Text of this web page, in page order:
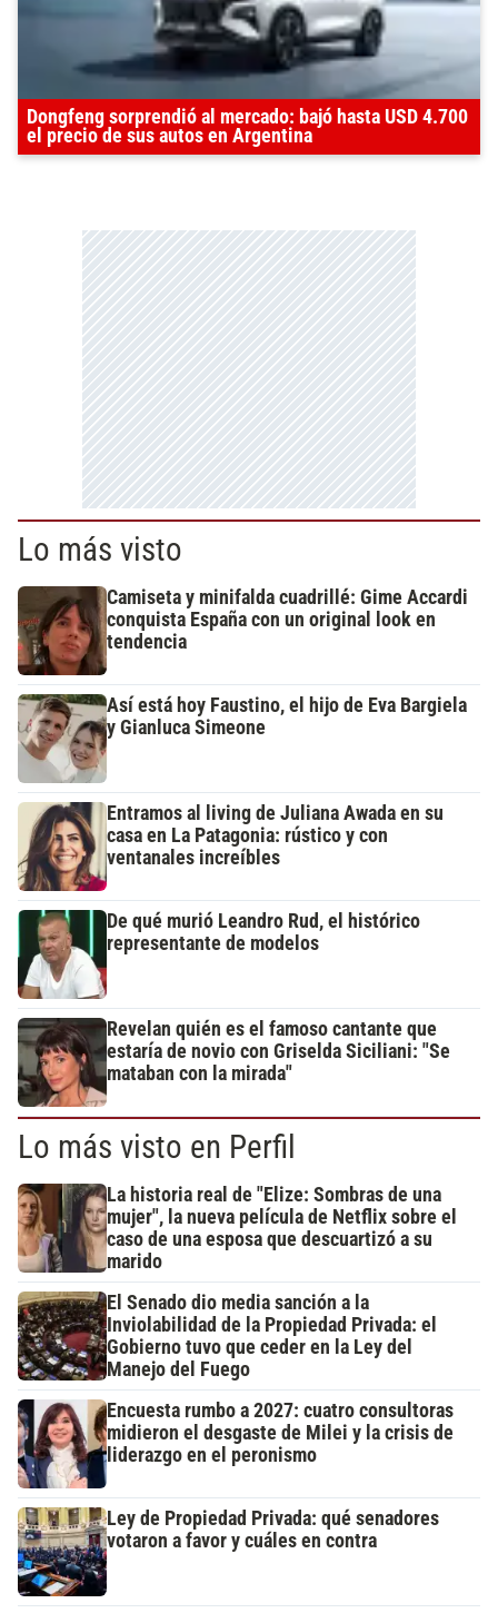
Dongfeng sorprendió al mercado: bajó hasta USD 4.700
el precio de sus autos en Argentina
Lo más visto
Camiseta y minifalda cuadrillé: Gime Accardi
conquista España con un original look en
tendencia
Así está hoy Faustino, el hijo de Eva Bargiela
y Gianluca Simeone
Entramos al living de Juliana Awada en su
casa en La Patagonia: rústico y con
ventanales increíbles
De qué murió Leandro Rud, el histórico
representante de modelos
Revelan quién es el famoso cantante que
estaría de novio con Griselda Siciliani: "Se
mataban con la mirada"
Lo más visto en Perfil
La historia real de "Elize: Sombras de una
mujer", la nueva película de Netflix sobre el
caso de una esposa que descuartizó a su
marido
El Senado dio media sanción a la
Inviolabilidad de la Propiedad Privada: el
Gobierno tuvo que ceder en la Ley del
Manejo del Fuego
Encuesta rumbo a 2027: cuatro consultoras
midieron el desgaste de Milei y la crisis de
liderazgo en el peronismo
Ley de Propiedad Privada: qué senadores
votaron a favor y cuáles en contra